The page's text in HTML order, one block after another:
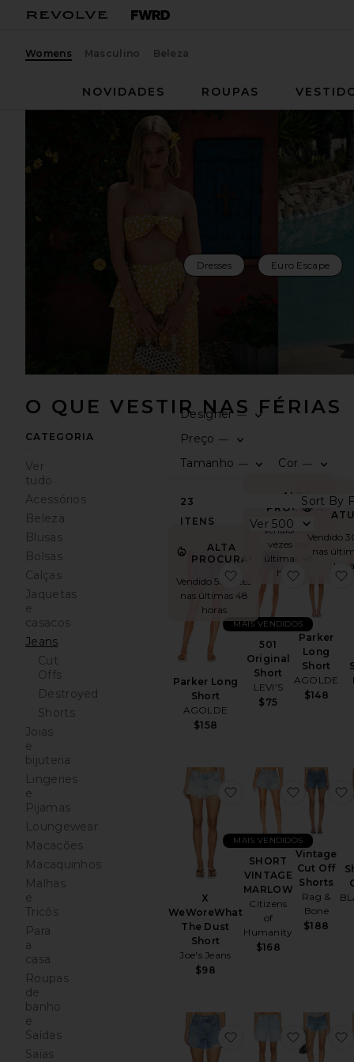
Womens Masculino Beleza
NOVIDADES
ROUPAS
Dresses Euro Escape
O QUE VESTIR NAS FÉRIAS
CATEGORIA
Ver
tudo
Acessórios
Beleza
Blusas
Bolsas
Calças
Jaquetas
e
casacos
Jeans
Cut
Offs
Destroyed
Shorts
Joias
e
bijuteria
Lingeries
e
Pijamas
Loungewear
Macacões
Macaquinhos
Malhas
e
Tricôs
Para
a
casa
Roupas
de
banho
e
Saídas
Saias
Designer —
Preço —
Tamanho —
Cor —
23
ITENS
ALTA
PROCURA!
Vendido 56 vezes
nas últimas 48
horas
Parker Long
Short
AGOLDE
$158
favoritoParker Long
ALTA
PROCURA!
Vendido 80
vezes nas
últimas 48
horas
501
Original
Short
LEVI'S
$75
MAIS VENDIDOS
Vendido
nas
Parker
Long
Short
AGOLDE
$148
X
WeWoreWhat
The Dust
Short
Joe's Jeans
$98
favoritoX
SHORT
VINTAGE
MARLOW
Citizens
of
Humanity
$168
MAIS VENDIDOS
Vintage
Cut Off
Shorts
Rag &
Bone
$188
favoritoParker